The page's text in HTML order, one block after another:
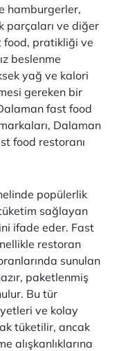
hamburgerler,
parçaları ve diğer
food, pratikliği ve
beslenme
yağ ve kalori
gereken bir
fast food
Dalaman
food restoranı
popülerlik
sağlayan
ifade eder. Fast
restoran
sunulan
paketlenmiş
Bu tür
ve kolay
tüketilir, ancak
alışkanlıklarına